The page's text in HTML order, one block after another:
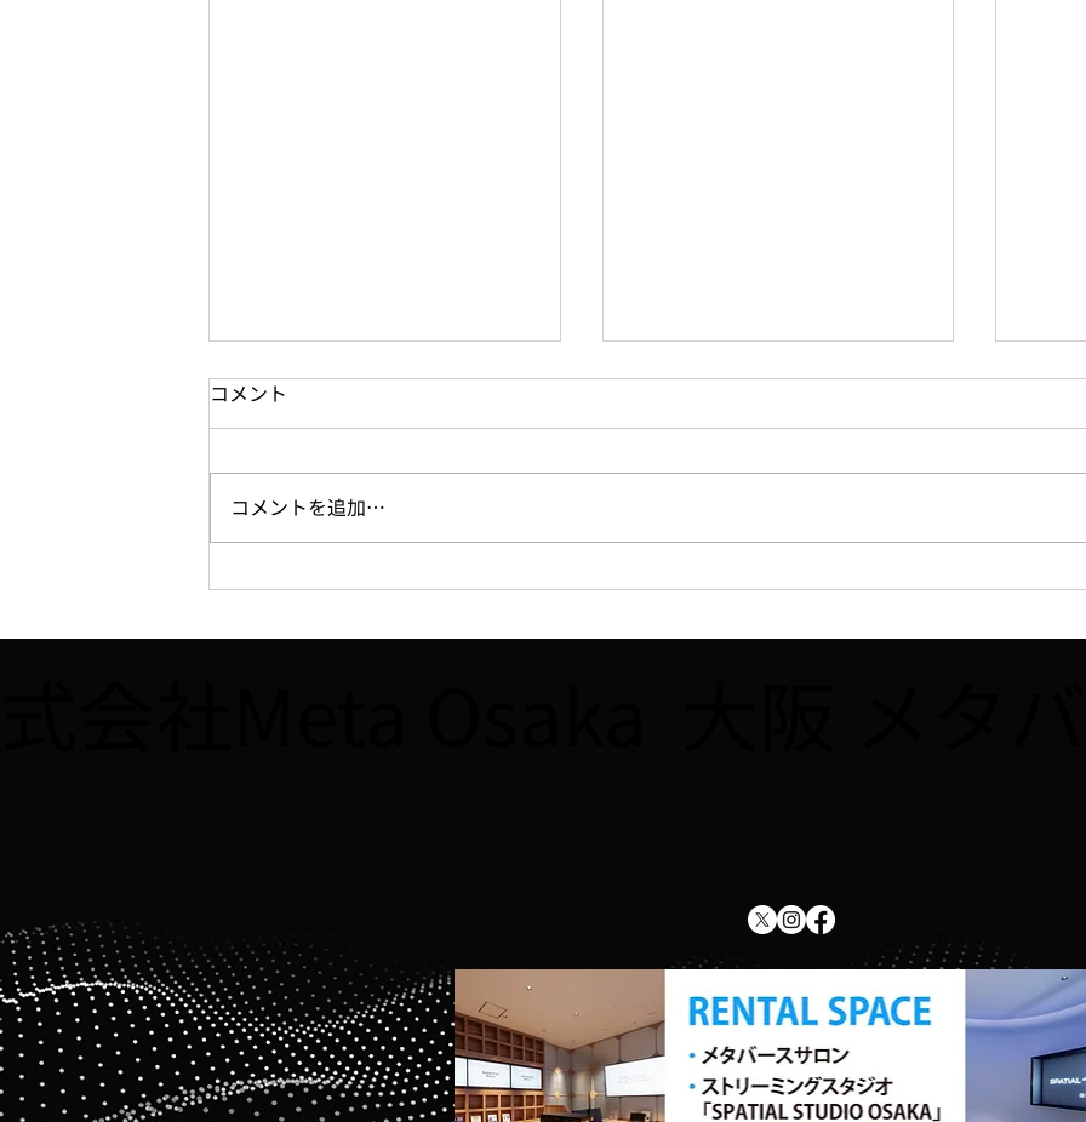
【WEB】7/16、「週刊大阪日
IMPACT」第2期決勝大会に関
【ラジオ】7/31、FM大阪
定の講座「Robloxで夏休み自
【
座「
コメント
コメントを追加…